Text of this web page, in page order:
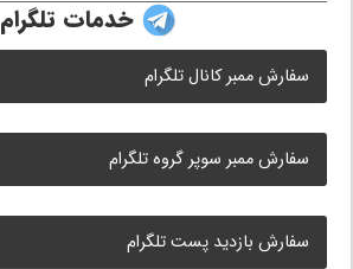
خدمات تلگرام
سفارش ممبر کانال تلگرام
سفارش ممبر سوپر گروه تلگرام
سفارش بازدید پست تلگرام